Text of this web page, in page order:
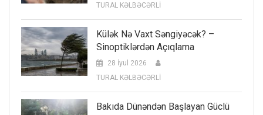
TURAL KƏLBƏCƏRLİ
Külək Nə Vaxt Səngiyəcək? –
Sinoptiklərdən Açıqlama
28 İyul 2026
TURAL KƏLBƏCƏRLİ
Bakıda Dünəndən Başlayan Güclü